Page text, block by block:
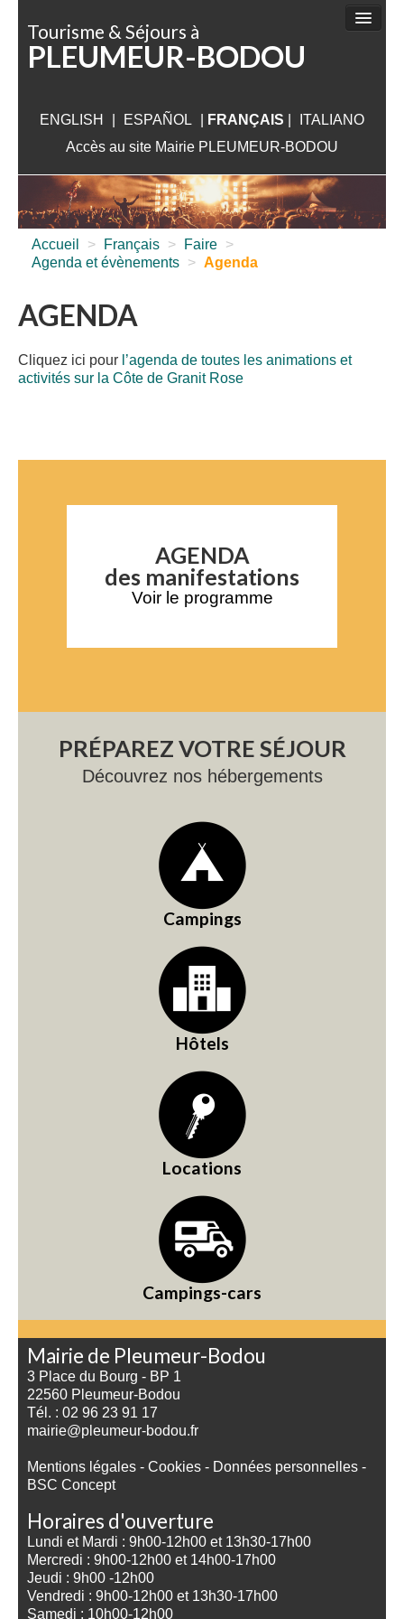
Tourisme & Séjours à
PLEUMEUR-BODOU
ENGLISH ESPAÑOL FRANÇAIS
ITALIANO
Accès au site Mairie PLEUMEUR-BODOU
FAIRE
SÉJOURNER
VISITER
AUX ALENTOURS
INFORMATIONS PRATIQUES
Accueil
> Français > Faire >
Agenda et évènements > Agenda
AGENDA
Cliquez ici pour l’agenda de toutes les animations et
activités sur la Côte de Granit Rose
AGENDA
des manifestations
Voir le programme
PRÉPAREZ VOTRE SÉJOUR
Découvrez nos hébergements
Campings
Hôtels
Locations
Campings-cars
Mairie de Pleumeur-Bodou
3 Place du Bourg - BP 1
22560 Pleumeur-Bodou
Tél. : 02 96 23 91 17
mairie@pleumeur-bodou.fr
Mentions légales - Cookies - Données personnelles -
BSC Concept
Horaires d'ouverture
Lundi et Mardi : 9h00-12h00 et 13h30-17h00
Mercredi : 9h00-12h00 et 14h00-17h00
Jeudi : 9h00 -12h00
Vendredi : 9h00-12h00 et 13h30-17h00
Samedi : 10h00-12h00